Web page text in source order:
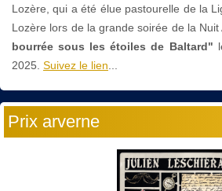
Lozère, qui a été élue pastourelle de la
Lozère lors de la grande soirée de la Nuit
bourrée sous les étoiles de Baltard"
2025. Suivez le lien...
Prix arverne